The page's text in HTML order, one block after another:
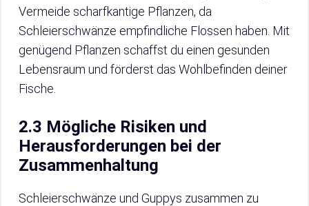
Vermeide scharfkantige Pflanzen, da
Schleierschwänze empfindliche Flossen haben. Mit
genügend Pflanzen schaffst du einen gesunden
Lebensraum und förderst das Wohlbefinden deiner
Fische.
2.3 Mögliche Risiken und
Herausforderungen bei der
Zusammenhaltung
Schleierschwänze und Guppys zusammen zu